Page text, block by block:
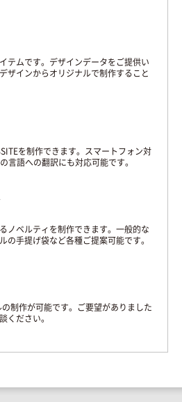
テムです。デザインデータをご提供い
ザインからオリジナルで制作すること
を制作できます。スマートフォン対
言語への翻訳にも対応可能です。
ノベルティを制作できます。一般的な
の手提げ袋など各種ご提案可能です。
制作が可能です。ご要望がありました
ください。